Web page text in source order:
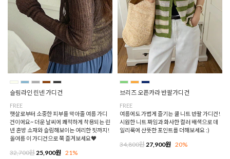
슬림라인 린넨 가디건
FREE
햇살로부터 소중한 피부를 막아줄 여름 가디
건이에요~ 더운 날씨에 쾌적하게 착용되는 린
넨 혼방 소재와 슬림해보이는 여리한 핏까지!
올여름 이 가디건으로 쭉 즐겨보세요♥
32,700원 25,900원 21%
브리즈 오픈카라 반팔가디건
FREE
여름에도 가볍게 즐기는 쿨 니트 반팔 가디건!
시원한 니트 짜임과 화사한 컬러 배색으로 데
일리룩에 산뜻한 포인트를 더해보세요 :)
34,800원 27,900원 20%